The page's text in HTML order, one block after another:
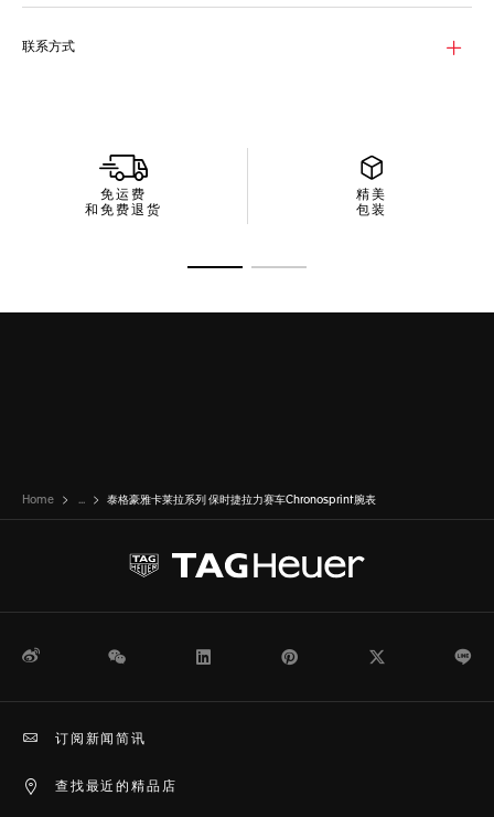
模拟保时捷引擎的加速度曲线，表盘上的一枚指针先是急剧加速，
联系方式
免运费
和免费退货
精美
包装
Home ... 泰格豪雅卡莱拉系列 保时捷拉力赛车Chronosprint腕表
微博 WeChat Pinterest
查找最近的精品店
订阅新闻简讯